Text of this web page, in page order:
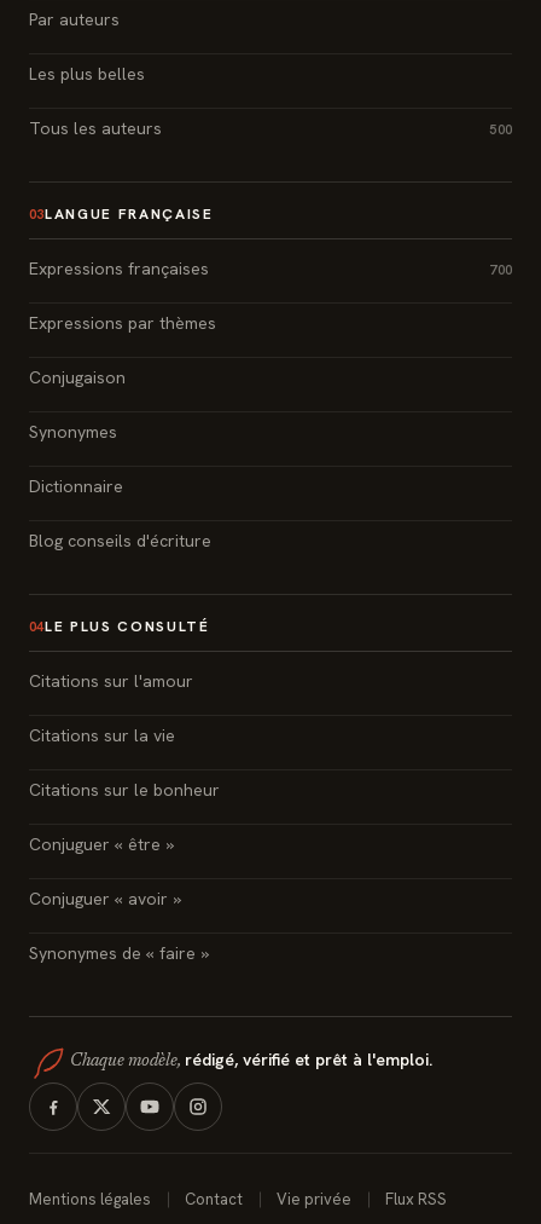
Par auteurs
Les plus belles
Tous les auteurs 500
03LANGUE FRANÇAISE
Expressions françaises 700
Expressions par thèmes
Conjugaison
Synonymes
Dictionnaire
Blog conseils d'écriture
04LE PLUS CONSULTÉ
Citations sur l'amour
Citations sur la vie
Citations sur le bonheur
Conjuguer « être »
Conjuguer « avoir »
Synonymes de « faire »
Chaque modèle, rédigé, vérifié et prêt à l'emploi.
Mentions légales Contact Vie privée Flux RSS